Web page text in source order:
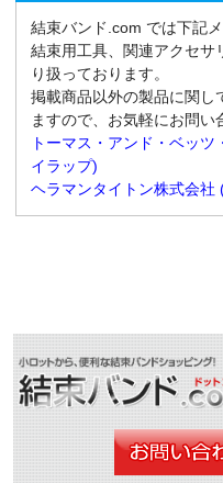
結束バンド.com では下記
結束用工具、関連アクセサ
り扱っております。
掲載商品以外の製品に関し
ますので、お気軽にお問い
トーマス・アンド・ベッ
イラップ)
ヘラマンタイトン株式会社